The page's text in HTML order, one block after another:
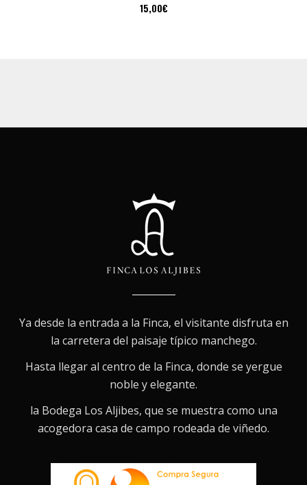
15,00€
Ya desde la entrada a la Finca, el visitante disfruta en
la carretera del paisaje típico manchego.
Hasta llegar al centro de la Finca, donde se yergue
noble y elegante.
la Bodega Los Aljibes, que se muestra como una
acogedora casa de campo rodeada de viñedo.